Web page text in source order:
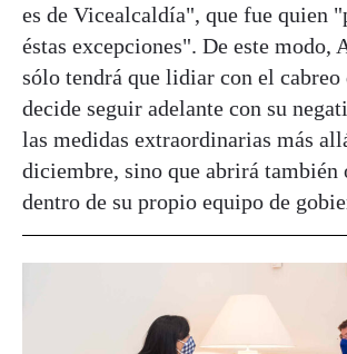
es de Vicealcaldía", que fue quien
éstas excepciones". De este modo,
sólo tendrá que lidiar con el cabreo
decide seguir adelante con su
las medidas extraordinarias más
diciembre, sino que abrirá también
dentro de su propio equipo de